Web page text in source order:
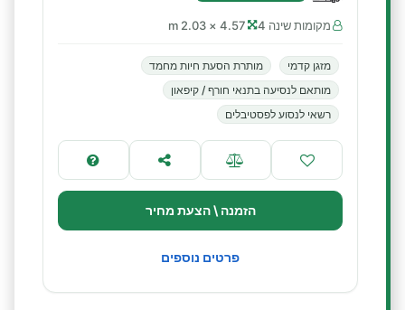
מקומות שינה 4 4.57 × 2.03 m
מזגן קדמי
מותרת הסעת חיות מחמד
מותאם לנסיעה בתנאי חורף / קיפאון
רשאי לנסוע לפסטיבלים
הזמנה \ הצעת מחיר
פרטים נוספים